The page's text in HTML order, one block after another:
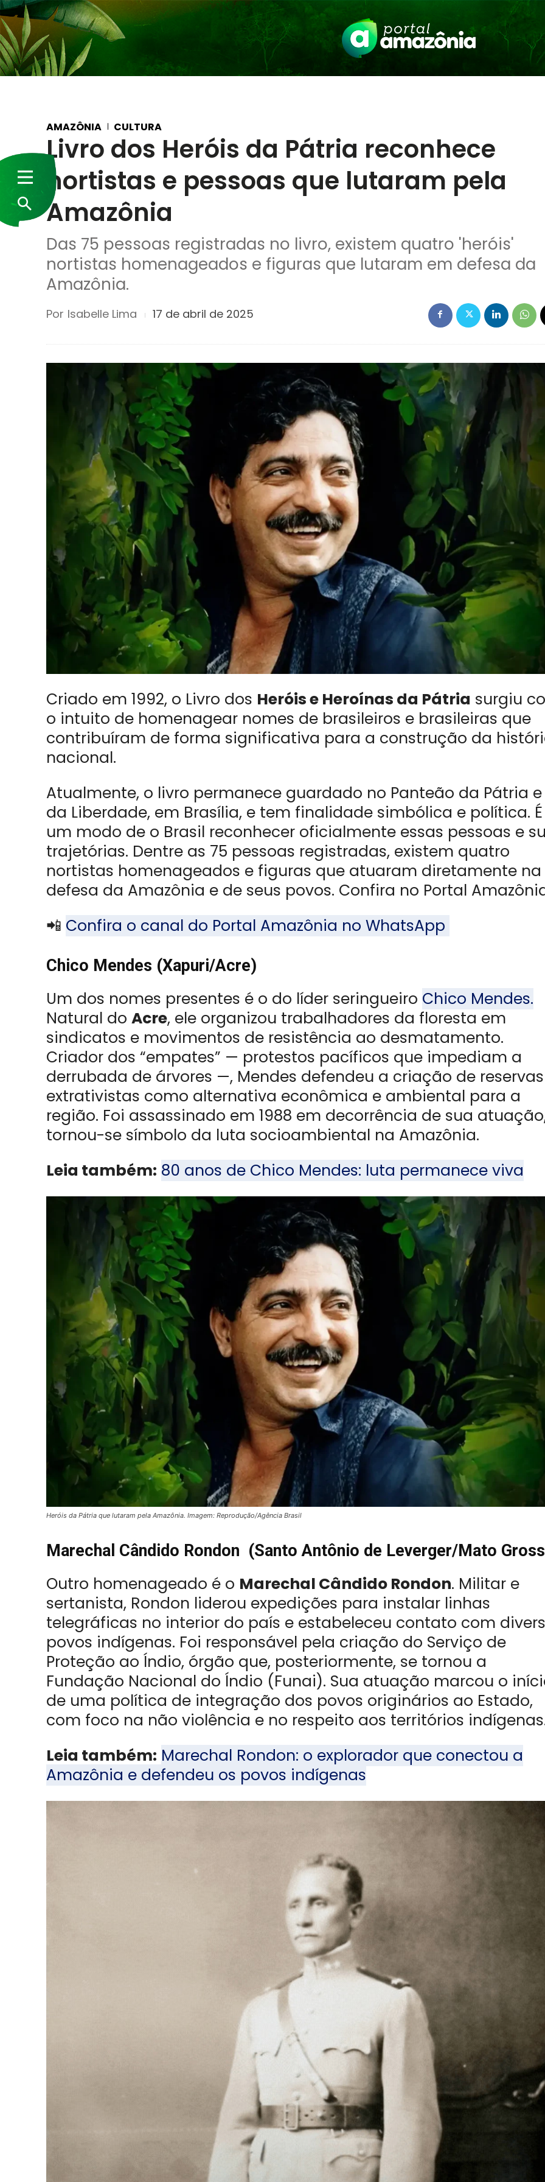
AMAZÔNIA CULTURA
Livro dos Heróis da Pátria reconhece
nortistas e pessoas que lutaram pela
Amazônia
Das 75 pessoas registradas no livro, existem quatro 'heróis'
nortistas homenageados e figuras que lutaram em defesa da
Amazônia.
Por Isabelle Lima 17 de abril de 2025
Criado em 1992, o Livro dos Heróis e Heroínas da Pátria surgiu
o intuito de homenagear nomes de brasileiros e brasileiras que
contribuíram de forma significativa para a construção da
nacional.
Atualmente, o livro permanece guardado no Panteão da Pátria e
da Liberdade, em Brasília, e tem finalidade simbólica e política. É
um modo de o Brasil reconhecer oficialmente essas pessoas e
trajetórias. Dentre as 75 pessoas registradas, existem quatro
nortistas homenageados e figuras que atuaram diretamente na
defesa da Amazônia e de seus povos. Confira no Portal
📲 Confira o canal do Portal Amazônia no WhatsApp
Chico Mendes (Xapuri/Acre)
Um dos nomes presentes é o do líder seringueiro Chico Mendes.
Natural do Acre, ele organizou trabalhadores da floresta em
sindicatos e movimentos de resistência ao desmatamento.
Criador dos “empates” — protestos pacíficos que impediam a
derrubada de árvores —, Mendes defendeu a criação de reservas
extrativistas como alternativa econômica e ambiental para a
região. Foi assassinado em 1988 em decorrência de sua
tornou-se símbolo da luta socioambiental na Amazônia.
Leia também: 80 anos de Chico Mendes: luta permanece viva
Heróis da Pátria que lutaram pela Amazônia. Imagem: Reprodução/Agência Brasil
Marechal Cândido Rondon (Santo Antônio de Leverger/Mato
Outro homenageado é o Marechal Cândido Rondon. Militar e
sertanista, Rondon liderou expedições para instalar linhas
telegráficas no interior do país e estabeleceu contato com
povos indígenas. Foi responsável pela criação do Serviço de
Proteção ao Índio, órgão que, posteriormente, se tornou a
Fundação Nacional do Índio (Funai). Sua atuação marcou o
de uma política de integração dos povos originários ao Estado,
com foco na não violência e no respeito aos territórios
Leia também: Marechal Rondon: o explorador que conectou a
Amazônia e defendeu os povos indígenas